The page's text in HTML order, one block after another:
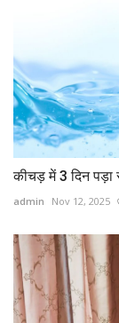
कीचड़ में 3 दिन पड़ा
admin Nov 12, 2025